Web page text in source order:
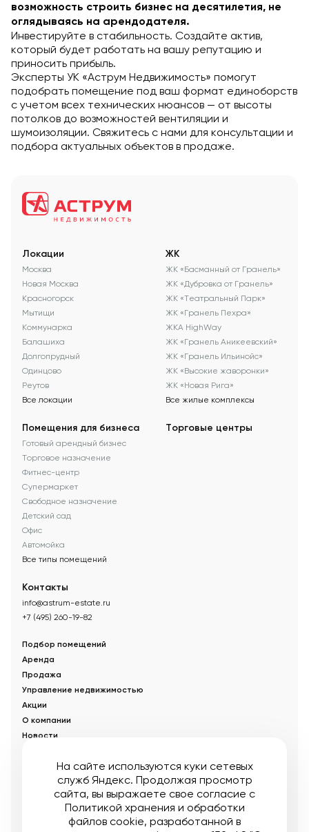
возможность строить бизнес на десятилетия, не
оглядываясь на арендодателя.
Инвестируйте в стабильность. Создайте актив,
который будет работать на вашу репутацию и
приносить прибыль.
Эксперты УК «Аструм Недвижимость» помогут
подобрать помещение под ваш формат единоборств
с учетом всех технических нюансов — от высоты
потолков до возможностей вентиляции и
шумоизоляции. Свяжитесь с нами для консультации и
подбора актуальных объектов в продаже.
Локации
Москва
Новая Москва
Красногорск
Мытищи
Коммунарка
Балашиха
Долгопрудный
Одинцово
Реутов
Все локации
ЖК
ЖК «Басманный от Гранель»
ЖК «Дубровка от Гранель»
ЖК «Театральный Парк»
ЖК «Гранель Пехра»
ЖКА HighWay
ЖК «Гранель Аникеевский»
ЖК «Гранель Ильинойс»
ЖК «Высокие жаворонки»
ЖК «Новая Рига»
Все жилые комплексы
Помещения для бизнеса
Готовый арендный бизнес
Торговое назначение
Фитнес-центр
Супермаркет
Свободное назначение
Детский сад
Офис
Автомойка
Все типы помещений
Торговые центры
Контакты
info@astrum-estate.ru
+7 (495) 260-19-82
Подбор помещений
Аренда
Продажа
Управление недвижимостью
Акции
О компании
Новости
© Управляющая компания «Аструм Недвижимость». 2026
Опубликованная на сайте информация носит информационный
характер и не является публичной офертой
Мы в соцсетях:
На сайте используются куки сетевых
служб Яндекс. Продолжая просмотр
сайта, вы выражаете свое согласие с
Политикой хранения и обработки
файлов cookie, разработанной в